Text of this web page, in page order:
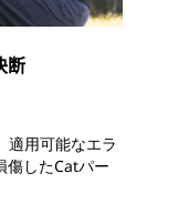
断
用可能なエラ
傷したCatパー